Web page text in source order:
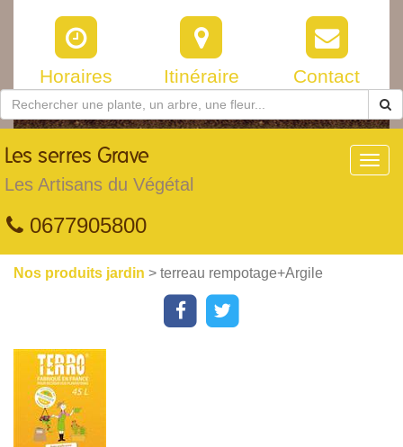
Horaires Itinéraire Contact
Les serres Grave
Les Artisans du Végétal
0677905800
Nos produits jardin > terreau rempotage+Argile